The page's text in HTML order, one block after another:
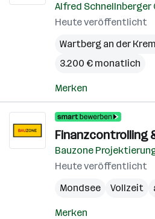
Alfred Schnellnberger
Heute veröffentlicht
Wartberg an der
3.200 € monatlich
Merken
Finanzcontrolling
Bauzone
Heute veröffentlicht
Mondsee
Vollzeit
Merken